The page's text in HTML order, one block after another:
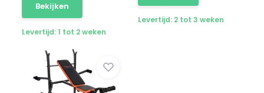
Bekijken
Levertijd: 1 tot 2 weken
Levertijd: 2 tot 3 weken